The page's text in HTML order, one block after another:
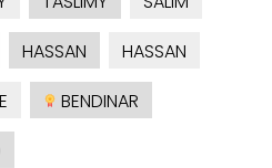
HASSAN
HASSAN
BENDINAR